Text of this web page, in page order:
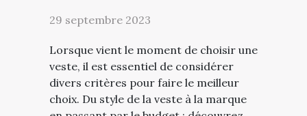
29 septembre 2023
Lorsque vient le moment de choisir une
veste, il est essentiel de considérer
divers critères pour faire le meilleur
choix. Du style de la veste à la marque